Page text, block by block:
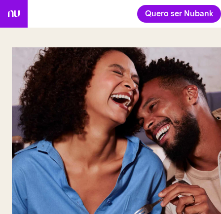
Quero ser Nubank